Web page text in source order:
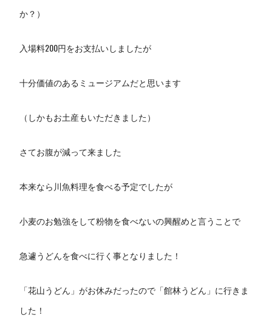
か？）
入場料200円をお支払いしましたが
十分価値のあるミュージアムだと思います
（しかもお土産もいただきました）
さてお腹が減って来ました
本来なら川魚料理を食べる予定でしたが
小麦のお勉強をして粉物を食べないの興醒めと言うことで
急遽うどんを食べに行く事となりました！
「花山うどん」がお休みだったので「館林うどん」に行きま
した！